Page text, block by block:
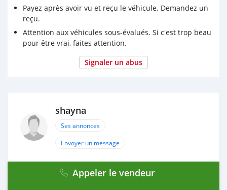
Payez après avoir vu et reçu le véhicule. Demandez un
reçu.
Attention aux véhicules sous-évalués. Si c'est trop beau
pour être vrai, faites attention.
Signaler un abus
shayna
Ses annonces
Envoyer un message
Appeler le vendeur